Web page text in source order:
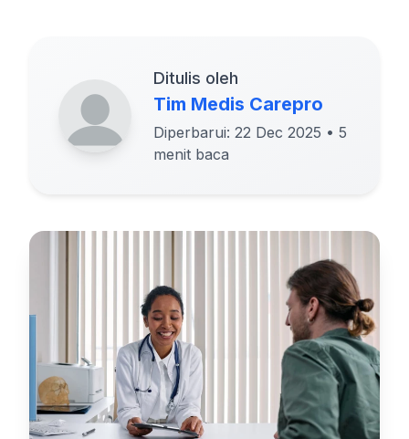
Ditulis oleh
Tim Medis Carepro
Diperbarui: 22 Dec 2025 • 5
menit baca